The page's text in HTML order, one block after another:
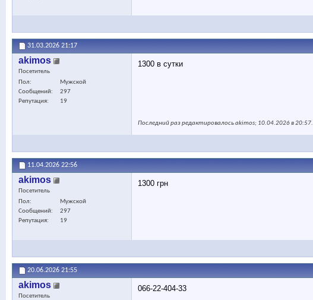
31.03.2026 21:17
akimos
Посетитель
Пол
Мужской
Сообщений
297
Репутация
19
1300 в сутки
Последний раз редактировалось akimos; 10.04.2026 в20:57.
11.04.2026 22:56
akimos
Посетитель
Пол
Мужской
Сообщений
297
Репутация
19
1300 грн
20.06.2026 21:55
akimos
Посетитель
066-22-404-33